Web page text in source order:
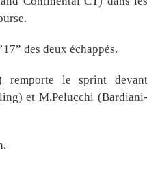
des deux échappés.
remporte le sprint devant
et M.Pelucchi (Bardiani-